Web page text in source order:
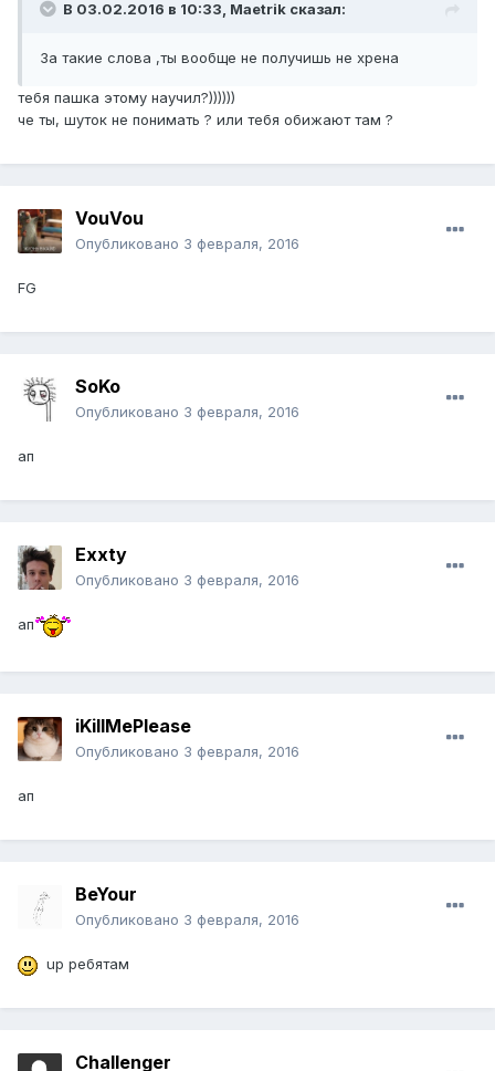
В 03.02.2016 в 10:33, Maetrik сказал:
За такие слова ,ты вообще не получишь не хрена
тебя пашка этому научил?))))))
че ты, шуток не понимать ? или тебя обижают там ?
VouVou
Опубликовано 3 февраля, 2016
FG
SoKo
Опубликовано 3 февраля, 2016
ап
Exxty
Опубликовано 3 февраля, 2016
ап
iKillMePlease
Опубликовано 3 февраля, 2016
ап
BeYour
Опубликовано 3 февраля, 2016
up ребятам
ChaIIenger